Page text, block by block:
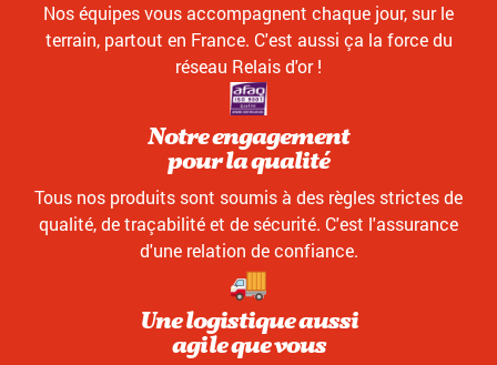
Nos équipes vous accompagnent chaque jour, sur le
terrain, partout en France. C'est aussi ça la force du
réseau Relais d'or !
Notre engagement
pour la qualité
Tous nos produits sont soumis à des règles strictes de
qualité, de traçabilité et de sécurité. C'est l'assurance
d'une relation de confiance.
Une logistique aussi
agile que vous